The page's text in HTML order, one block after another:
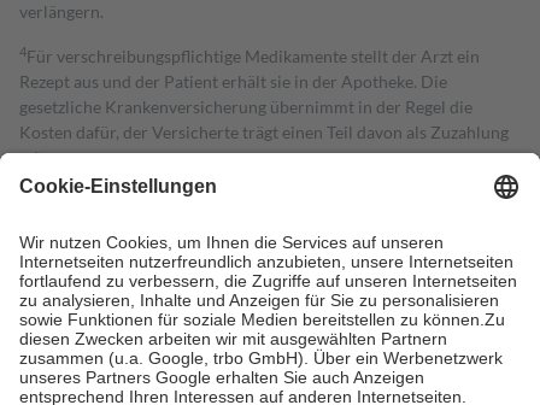
verlängern.
4Für verschreibungspflichtige Medikamente stellt der Arzt ein
Rezept aus und der Patient erhält sie in der Apotheke. Die
gesetzliche Krankenversicherung übernimmt in der Regel die
Kosten dafür, der Versicherte trägt einen Teil davon als Zuzahlung
mit.
Grundsätzlich leisten Mitglieder Zuzahlungen in Höhe von zehn
höchstens zehn Euro.
Es sind jedoch nie mehr als die tatsächlichen
Kosten der Leistung zu entrichten.
Diese Regeln gelten grundsätzlich auch für Online-Apotheken.
Bei Heilmitteln und häuslicher Krankenpflege beträgt die
Zuzahlung zehn Prozent der Kosten sowie zehn Euro je
Verordnung.
Um das Engagement der Versicherten für ihre eigene Gesundheit zu